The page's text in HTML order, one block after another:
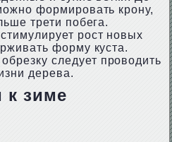
формировать крону,
трети побега.
рост новых
форму куста.
следует проводить
дерева.
к зиме